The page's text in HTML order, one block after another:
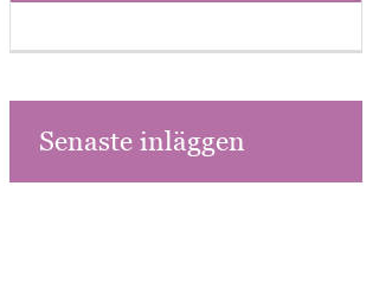
Senaste inläggen